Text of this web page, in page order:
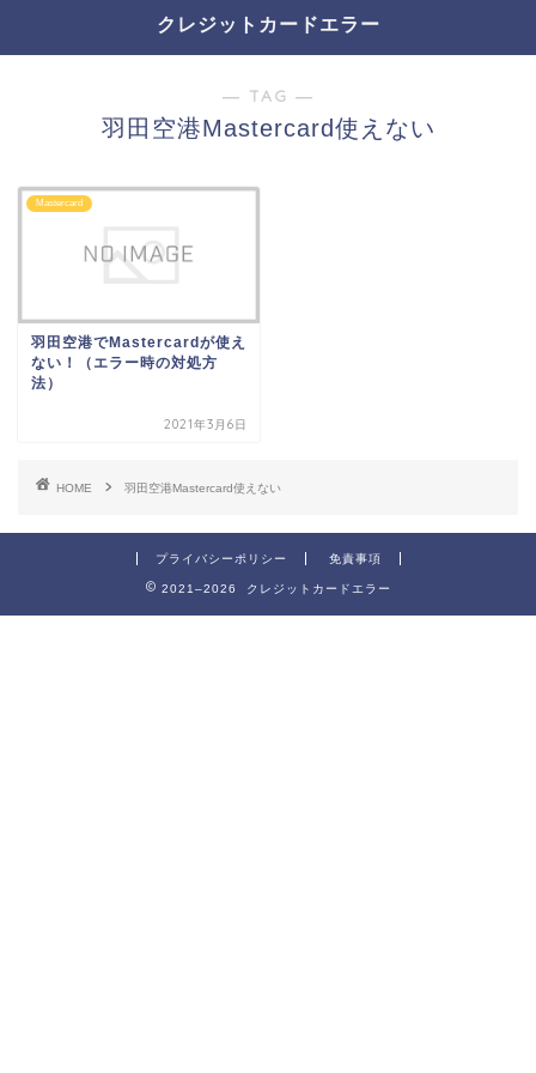
クレジットカードエラー
― TAG ―
羽田空港Mastercard使えない
Mastercard
羽田空港でMastercardが使え
ない！（エラー時の対処方
法）
2021年3月6日
HOME 羽田空港Mastercard使えない
プライバシーポリシー 免責事項
2021–2026 クレジットカードエラー